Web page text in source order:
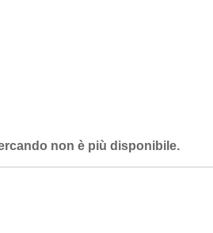
non è più disponibile.